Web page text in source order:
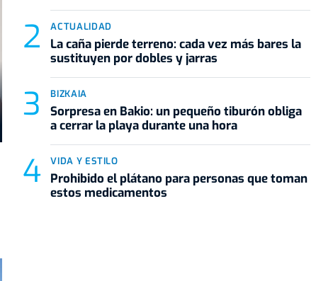
ACTUALIDAD
La caña pierde terreno: cada vez más bares la
sustituyen por dobles y jarras
BIZKAIA
Sorpresa en Bakio: un pequeño tiburón obliga
a cerrar la playa durante una hora
VIDA Y ESTILO
Prohibido el plátano para personas que toman
estos medicamentos